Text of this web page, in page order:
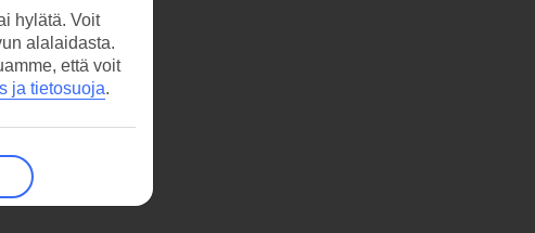
hylätä. Voit
alalaidasta.
että voit
ja tietosuoja.